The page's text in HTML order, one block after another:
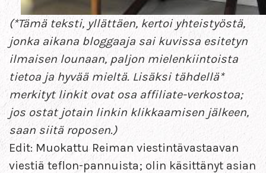
(*Tämä teksti, yllättäen, kertoi yhteistyöstä,
jonka aikana bloggaaja sai kuvissa esitetyn
ilmaisen lounaan, paljon mielenkiintoista
tietoa ja hyvää mieltä. Lisäksi tähdellä*
merkityt linkit ovat osa affiliate-verkostoa;
jos ostat jotain linkin klikkaamisen jälkeen,
saan siitä roposen.)
Edit: Muokattu Reiman viestintävastaavan
viestiä teflon-pannuista; olin käsittänyt asian